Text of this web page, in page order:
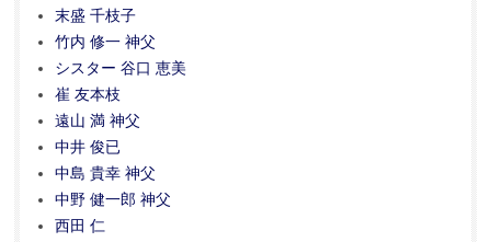
末盛 千枝子
竹内 修一 神父
シスター 谷口 恵美
崔 友本枝
遠山 満 神父
中井 俊已
中島 貴幸 神父
中野 健一郎 神父
西田 仁